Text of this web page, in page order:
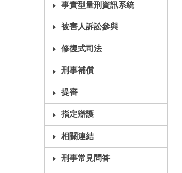
事實型量刑資訊系統
被害人訴訟參與
修復式司法
刑事補償
提審
指定辯護
相關連結
刑事常見問答